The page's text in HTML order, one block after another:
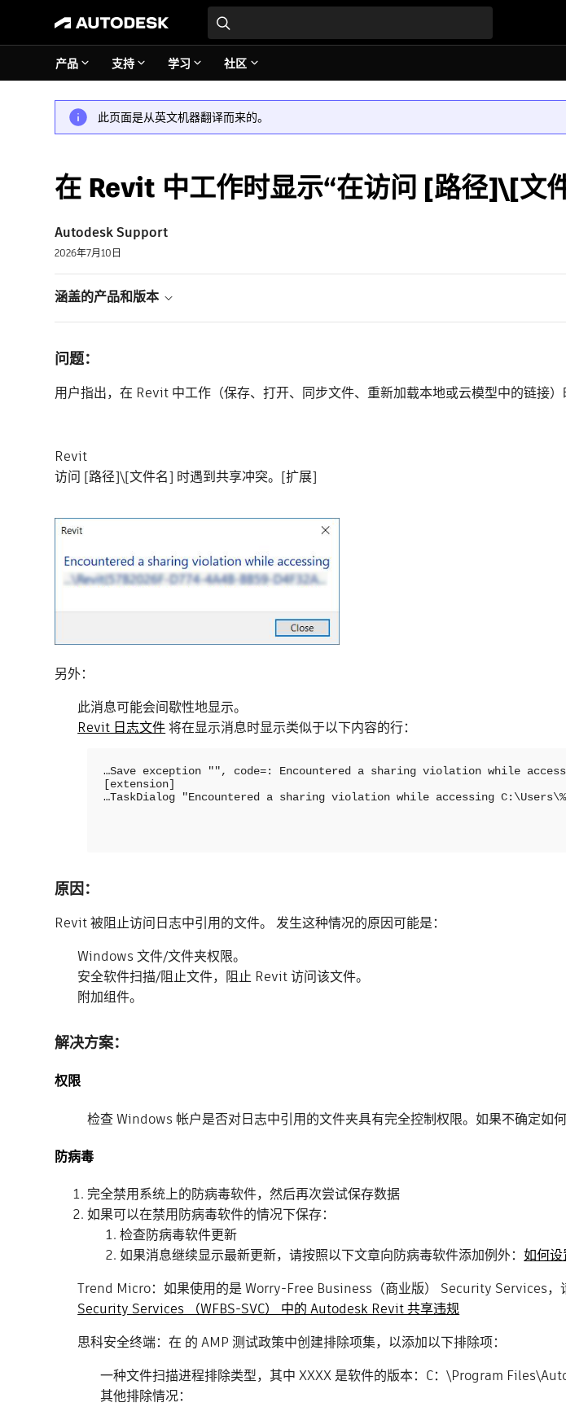
产品 支持 学习 社区
此页面是从英文机器翻译而来的。
在 Revit 中工作时显示“在访问 [路径]\[文
Autodesk Support
2026年7月10日
涵盖的产品和版本
问题：
用户指出，在 Revit 中工作（保存、打开、同步文件、重新加载本地或云模型中的链接）
Revit
访问 [路径]\[文件名] 时遇到共享冲突。[扩展]
另外：
此消息可能会间歇性地显示。
Revit 日志文件将在显示消息时显示类似于以下内容的行：
…Save exception "", code=: Encountered a sharing violation while
[extension]
…TaskDialog "Encountered a sharing violation while accessing
原因：
Revit 被阻止访问日志中引用的文件。 发生这种情况的原因可能是：
Windows 文件/文件夹权限。
安全软件扫描/阻止文件，阻止 Revit 访问该文件。
附加组件。
解决方案：
权限
检查 Windows 帐户是否对日志中引用的文件夹具有完全控制权限。如果不确定如
防病毒
完全禁用系统上的防病毒软件，然后再次尝试保存数据
如果可以在禁用防病毒软件的情况下保存：
检查防病毒软件更新
如果消息继续显示最新更新，请按照以下文章向防病毒软件添加例外：如何
Trend Micro：如果使用的是 Worry-Free Business（商业版） Security Services
Security Services （WFBS-SVC） 中的 Autodesk Revit 共享违规
思科安全终端：在 的 AMP 测试政策中创建排除项集，以添加以下排除项：
一种文件扫描进程排除类型，其中 XXXX 是软件的版本：C：\Program
其他排除情况：